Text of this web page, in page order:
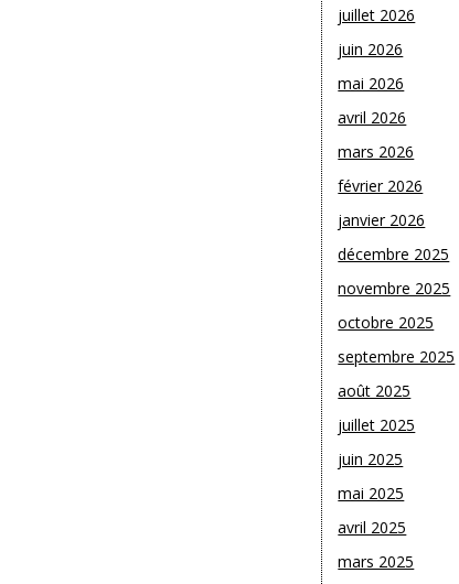
juillet 2026
juin 2026
mai 2026
avril 2026
mars 2026
février 2026
janvier 2026
décembre 2025
novembre 2025
octobre 2025
septembre 2025
août 2025
juillet 2025
juin 2025
mai 2025
avril 2025
mars 2025